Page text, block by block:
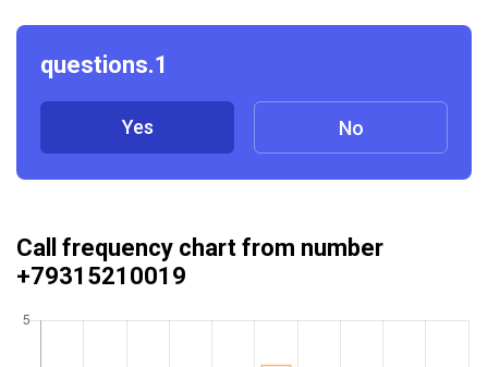
questions.1
Yes No
Call frequency chart from number
+79315210019